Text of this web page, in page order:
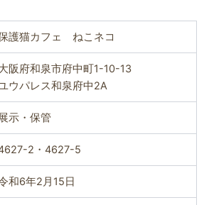
護猫カフェ ねこネコ
阪府和泉市府中町1-10-13
ウパレス和泉府中2A
示・保管
2・4627-5
和6年2月15日